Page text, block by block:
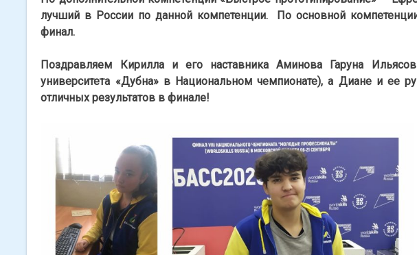
лучший в России по данной компетенции. По основной
финал.
Поздравляем Кирилла и его наставника Аминова Гаруна
университета «Дубна» в Национальном чемпионате), а Диане и ее
отличных результатов в финале!